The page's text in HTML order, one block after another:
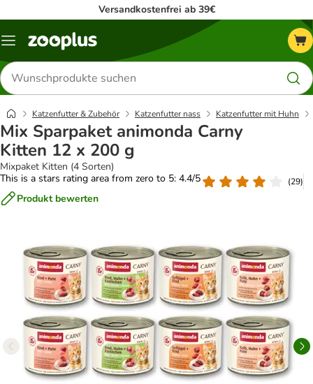
Versandkostenfrei ab 39€
Menü
Produkte
suchen
Katzenfutter & Zubehör Katzenfutter nass Katzenfutter mit Huhn
Mix Sparpaket animonda Carny
Kitten 12 x 200 g
Mixpaket Kitten (4 Sorten)
This is a stars rating area from zero to 5: 4.4/5
(29)
Produkt bewerten